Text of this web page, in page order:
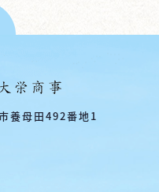
養母田492番地1